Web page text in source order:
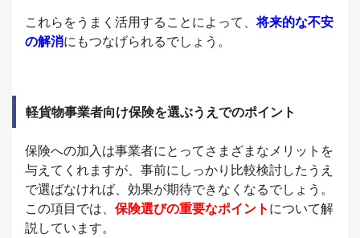
これらをうまく活用することによって、将来的な不安
の解消にもつなげられるでしょう。
軽貨物事業者向け保険を選ぶうえでのポイント
保険への加入は事業者にとってさまざまなメリットを
与えてくれますが、事前にしっかり比較検討したうえ
で選ばなければ、効果が期待できなくなるでしょう。
この項目では、 保険選びの重要なポイントについて解
説しています。